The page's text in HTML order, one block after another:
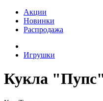
Акции
Новинки
Распродажа
Игрушки
Кукла "Пупс"